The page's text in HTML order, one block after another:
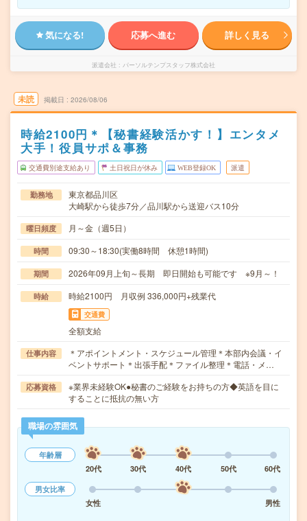
気になる! 応募へ進む 詳しく見る
派遣会社 パーソルテンプスタッフ株式会社
未読 掲載日 2026/08/06
時給2100円＊【秘書経験活かす！】エンタメ
大手！役員サポ＆事務
交通費別途支給あり 土日祝日が休み WEB登録OK 派遣
勤務地
東京都品川区
大崎駅から徒歩7分／品川駅から送迎バス10分
曜日頻度 月～金（週5日）
時間 09:30～18:30(実働8時間 休憩1時間)
期間 2026年09月上旬～長期 即日開始も可能です ※9月～！
時給 時給2100円 月収例 336,000円+残業代
交通費
全額支給
仕事内容
＊アポイントメント・スケジュール管理＊本部内会議・イ
ベントサポート＊出張手配＊ファイル整理＊電話・メ…
応募資格
※業界未経験OK●秘書のご経験をお持ちの方◆英語を目に
することに抵抗の無い方
職場の雰囲気
年齢層
20代
30代 40代 50代
60代
男女比率
女性
男性